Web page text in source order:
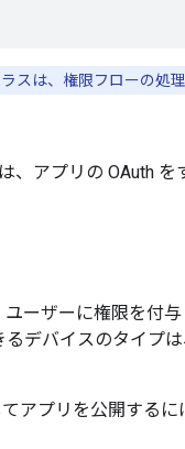
スは、権限フローの処
、アプリの OAuth を
ユーザーに権限を付
るデバイスのタイプ
アプリを公開する